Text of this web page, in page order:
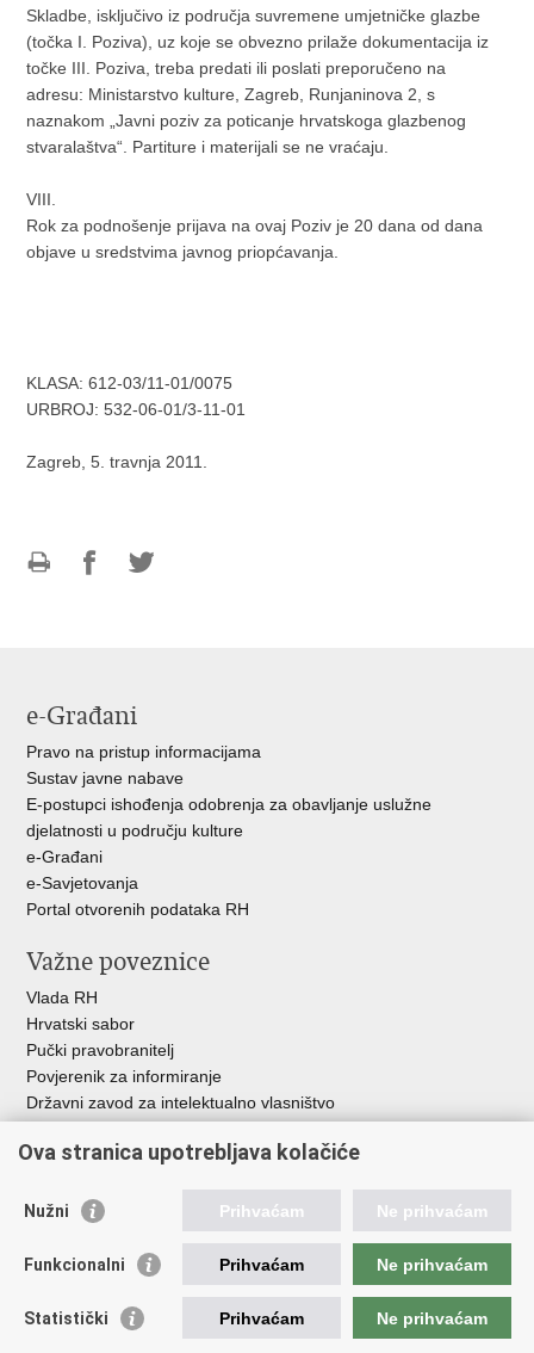
Skladbe, isključivo iz područja suvremene umjetničke glazbe
(točka I. Poziva), uz koje se obvezno prilaže dokumentacija iz
točke III. Poziva, treba predati ili poslati preporučeno na
adresu: Ministarstvo kulture, Zagreb, Runjaninova 2, s
naznakom „Javni poziv za poticanje hrvatskoga glazbenog
stvaralaštva“. Partiture i materijali se ne vraćaju.
VIII.
Rok za podnošenje prijava na ovaj Poziv je 20 dana od dana
objave u sredstvima javnog priopćavanja.
KLASA: 612-03/11-01/0075
URBROJ: 532-06-01/3-11-01
Zagreb, 5. travnja 2011.
e-Građani
Pravo na pristup informacijama
Sustav javne nabave
E-postupci ishođenja odobrenja za obavljanje uslužne
djelatnosti u području kulture
e-Građani
e-Savjetovanja
Portal otvorenih podataka RH
Važne poveznice
Vlada RH
Hrvatski sabor
Pučki pravobranitelj
Povjerenik za informiranje
Državni zavod za intelektualno vlasništvo
HAKOM
Ostale poveznice
Hrvatski audiovizualni centar
Creative Europe
Ova stranica upotrebljava kolačiće
Nužni Prihvaćam Ne prihvaćam
Funkcionalni Prihvaćam Ne prihvaćam
Statistički Prihvaćam Ne prihvaćam